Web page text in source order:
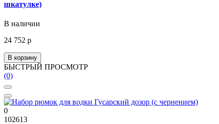
шкатулке)
В наличии
24 752 р
В корзину
БЫСТРЫЙ ПРОСМОТР
(0)
0
102613